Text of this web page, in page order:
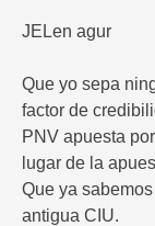
JELen agur
Que yo sepa
factor de
PNV apuesta
lugar de la
Que ya
antigua CIU.